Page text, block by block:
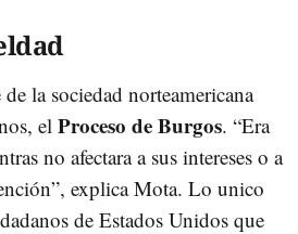
la sociedad norteamericana
elProceso de Burgos. “Era
no afectara a sus intereses o a
explica Mota. Lo unico
de Estados Unidos que